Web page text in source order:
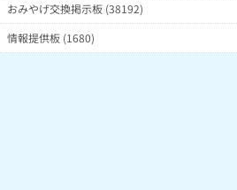
おみやげ交換掲示板 (38192)
情報提供板 (1680)